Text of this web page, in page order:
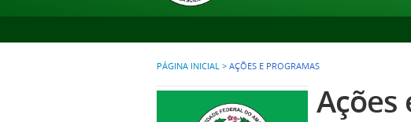
PÁGINA INICIAL > AÇÕES E PROGRAMAS
Ações